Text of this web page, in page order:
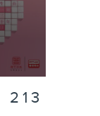
213